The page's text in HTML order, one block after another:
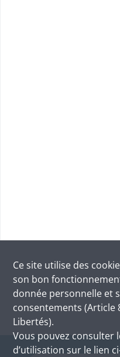
Ce site utilise des
son bon
donnée personnelle et
consentements (Article
Libertés).
Vous pouvez consulter
d’utilisation sur le lien